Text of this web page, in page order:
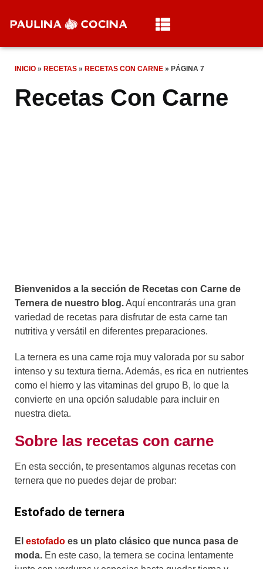
INICIO » RECETAS » RECETAS CON CARNE » PÁGINA 7
Recetas Con Carne
Bienvenidos a la sección de Recetas con Carne de
Ternera de nuestro blog.Aquí encontrarás una gran
variedad de recetas para disfrutar de esta carne tan
nutritiva y versátil en diferentes preparaciones.
La ternera es una carne roja muy valorada por su sabor
intenso y su textura tierna. Además, es rica en nutrientes
como el hierro y las vitaminas del grupo B, lo que la
convierte en una opción saludable para incluir en
nuestra dieta.
Sobre las recetas con carne
En esta sección, te presentamos algunas recetas con
ternera que no puedes dejar de probar:
Estofado de ternera
El estofado es un plato clásico que nunca pasa de
moda. En este caso, la ternera se cocina lentamente